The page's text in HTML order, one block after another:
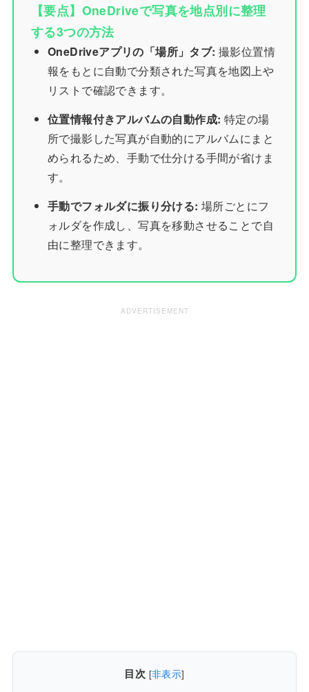
【要点】OneDriveで写真を地点別に整理
する3つの方法
OneDriveアプリの「場所」タブ: 撮影位置情
報をもとに自動で分類された写真を地図上や
リストで確認できます。
位置情報付きアルバムの自動作成: 特定の場
所で撮影した写真が自動的にアルバムにまと
められるため、手動で仕分ける手間が省けま
す。
手動でフォルダに振り分ける: 場所ごとにフ
ォルダを作成し、写真を移動させることで自
由に整理できます。
ADVERTISEMENT
目次 [非表示]